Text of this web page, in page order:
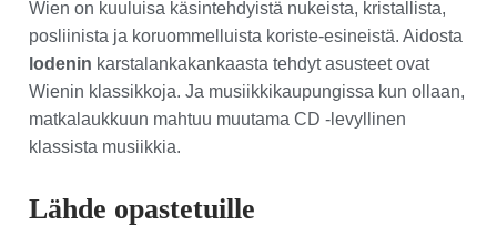
Wien on kuuluisa käsintehdyistä nukeista, kristallista,
posliinista ja koruommelluista koriste-esineistä. Aidosta
lodenin karstalankakankaasta tehdyt asusteet ovat
Wienin klassikkoja. Ja musiikkikaupungissa kun ollaan,
matkalaukkuun mahtuu muutama CD -levyllinen
klassista musiikkia.
Lähde opastetuille